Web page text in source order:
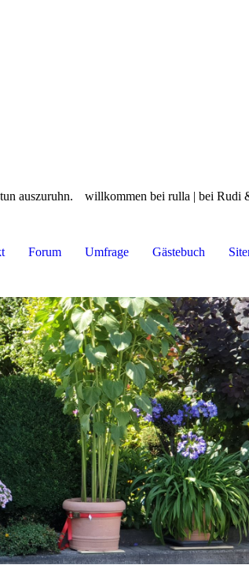
auszuruhn. willkommen bei rulla | bei Rudi
Forum Umfrage Gästebuch